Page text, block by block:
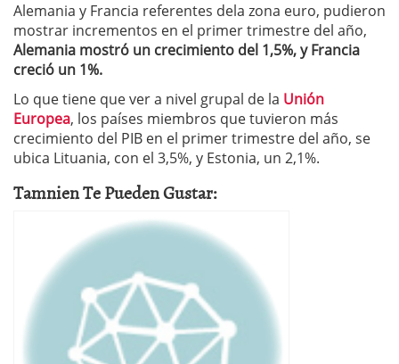
Alemania y Francia referentes dela zona euro, pudieron
mostrar incrementos en el primer trimestre del año,
Alemania mostró un crecimiento del 1,5%, y Francia
creció un 1%.
Lo que tiene que ver a nivel grupal de la Unión
Europea, los países miembros que tuvieron más
crecimiento del PIB en el primer trimestre del año, se
ubica Lituania, con el 3,5%, y Estonia, un 2,1%.
Tamnien Te Pueden Gustar: